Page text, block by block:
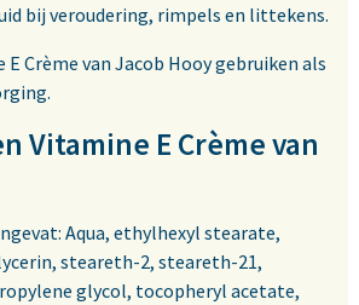
bij veroudering, rimpels en littekens.
Crème van Jacob Hooy gebruiken als
Vitamine E Crème van
Aqua, ethylhexyl stearate,
steareth-2, steareth-21,
glycol, tocopheryl acetate,